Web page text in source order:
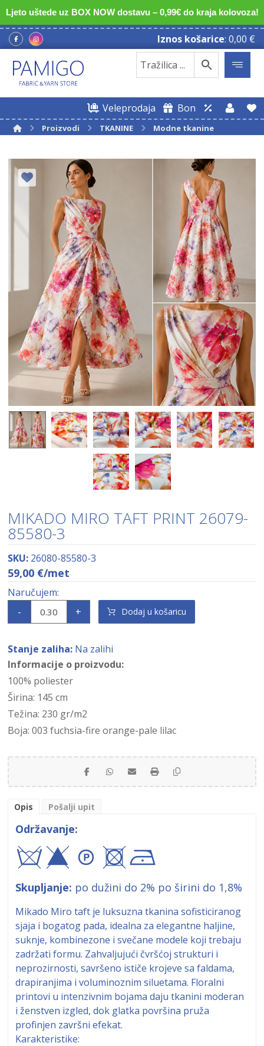
Ljeto uštede uz BOX NOW dostavu – 0,99€ do kraja kolovoza!
Iznos košarice: 0,00 €
Veleprodaja Bon
Proizvodi TKANINE Modne tkanine
MIKADO MIRO TAFT PRINT 26079-
85580-3
SKU: 26080-85580-3
59,00 €/met
- + Dodaj u košaricu
Stanje zaliha: Na zalihi
Informacije o proizvodu:
100% poliester
Širina: 145 cm
Težina: 230 gr/m2
Boja: 003 fuchsia-fire orange-pale lilac
Opis Pošalji upit
Održavanje:
syA+!
Skupljanje: po dužini do 2% po širini do 1,8%
Mikado Miro taft je luksuzna tkanina sofisticiranog
sjaja i bogatog pada, idealna za elegantne haljine,
suknje, kombinezone i svečane modele koji trebaju
zadržati formu. Zahvaljujući čvršćoj strukturi i
neprozirnosti, savršeno ističe krojeve sa faldama,
drapiranjima i voluminoznim siluetama. Floralni
printovi u intenzivnim bojama daju tkanini moderan
i ženstven izgled, dok glatka površina pruža
profinjen završni efekat.
Karakteristike: